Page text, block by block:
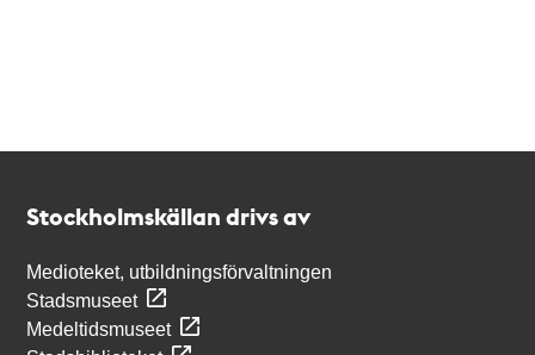
Stockholmskällan drivs av
Medioteket, utbildningsförvaltningen
Stadsmuseet
Medeltidsmuseet